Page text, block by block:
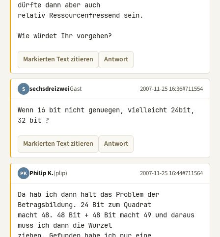
dürfte dann aber auch
relativ Ressourcenfressend sein.
Wie würdet Ihr vorgehen?
Markierten Text zitieren Antwort
S sechsdreizweiGast 2007-11-25 16:36#711554
Wenn 16 bit nicht genuegen, vielleicht 24bit,
32 bit ?
Markierten Text zitieren Antwort
PK Philip K.(plip) 2007-11-25 16:44#711564
Da hab ich dann halt das Problem der
Betragsbildung. 24 Bit zum Quadrat
macht 48. 48 Bit + 48 Bit macht 49 und daraus
muss ich dann die Wurzel